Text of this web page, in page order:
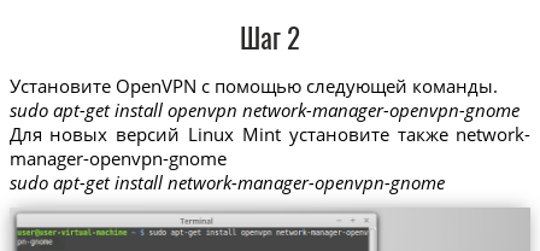
Шаг 2
Установите OpenVPN с помощью следующей команды.
sudo apt-get install openvpn network-manager-openvpn-gnome
Для новых версий Linux Mint установите также network-
manager-openvpn-gnome
sudo apt-get install network-manager-openvpn-gnome